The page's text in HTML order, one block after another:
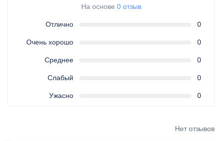
На основе 0 отзыв
Отлично 0
Очень хорошо 0
Среднее 0
Слабый 0
Ужасно 0
Нет отзывов